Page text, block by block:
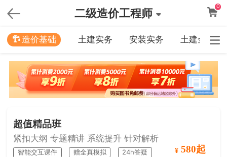
二级造价工程师
0
造价基础 土建实务 安装实务 土建全科
超值精品班
紧扣大纲 专题精讲 系统提升 针对解析
智能交互课件 赠全真模拟 24h答疑 ¥ 580起